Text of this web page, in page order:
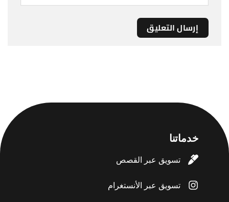
خدماتنا
تسويق عبر القصص
تسويق عبر الأنستغرام